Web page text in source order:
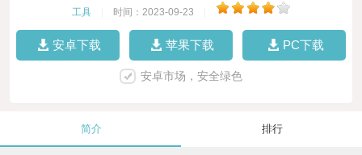
工具 时间：2023-09-23
安卓下载 苹果下载 PC下载
安卓市场，安全绿色
简介 排行